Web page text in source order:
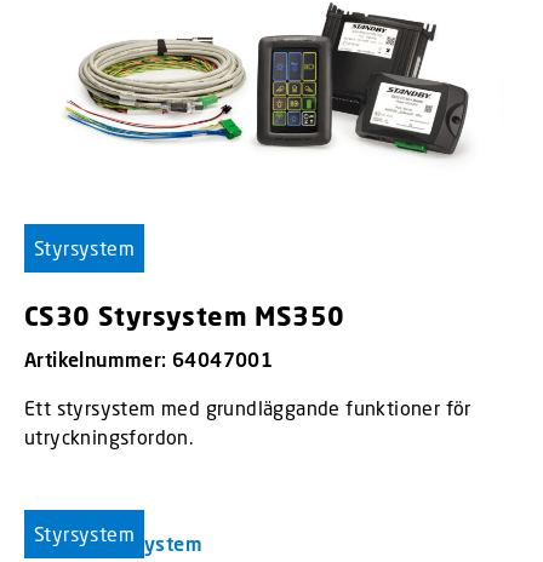
Styrsystem
CS30 Styrsystem MS350
Artikelnummer: 64047001
Ett styrsystem med grundläggande funktioner för
utryckningsfordon.
Styrsystem